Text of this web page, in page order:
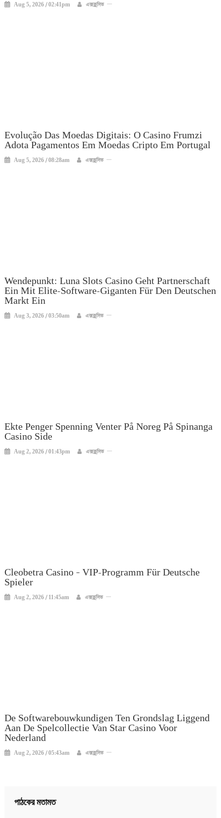
Aug 5, 2026 / 02:41pm এক্সক্লুসিভ
Evolução Das Moedas Digitais: O Casino Frumzi
Adota Pagamentos Em Moedas Cripto Em Portugal
Aug 5, 2026 / 08:28am এক্সক্লুসিভ
Wendepunkt: Luna Slots Casino Geht Partnerschaft
Ein Mit Elite-Software-Giganten Für Den Deutschen
Markt Ein
Aug 3, 2026 / 03:50am এক্সক্লুসিভ
Ekte Penger Spenning Venter På Noreg På Spinanga
Casino Side
Aug 2, 2026 / 01:43pm এক্সক্লুসিভ
Cleobetra Casino – VIP-Programm Für Deutsche
Spieler
Aug 2, 2026 / 11:45am এক্সক্লুসিভ
De Softwarebouwkundigen Ten Grondslag Liggend
Aan De Spelcollectie Van Star Casino Voor
Nederland
Aug 2, 2026 / 05:43am এক্সক্লুসিভ
পাঠকের মতামত